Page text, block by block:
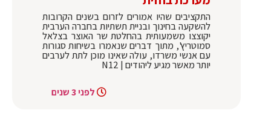
התקציבים שהיו אמורים לזרום בשנים הקרובות
להשקעה בחינוך ובניית תשתיות בחברה הערבית
יקוצצו משמעותית בהחלטת שר האוצר בצלאל
סמוטריץ', מתוך דברים שנאמרו בשיחות סגורות
עם אנשי משרדו, עולה שאינו מוכן לתת לערבים
יותר מאשר מגיע ליהודים | N12
לפני 3 שנים